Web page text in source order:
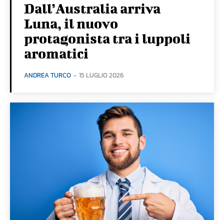
Dall’Australia arriva
Luna, il nuovo
protagonista tra i luppoli
aromatici
ANDREA TURCO - 15 LUGLIO 2026